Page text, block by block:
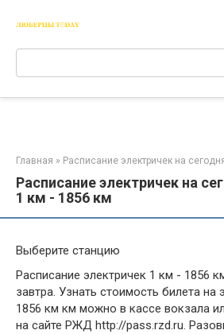
Главная » Расписание электричек на
Расписание электричек на
1 км - 1856 км
Выберите станцию
Расписание электричек 1 км - 1856
завтра. Узнать стоимость билета на
1856 км км можно в кассе вокзала
на сайте РЖД http://pass.rzd.ru.